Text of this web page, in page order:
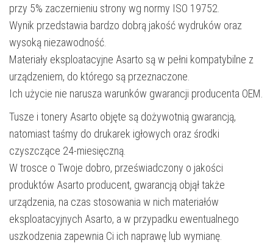
przy 5% zaczernieniu strony wg normy ISO 19752.
Wynik przedstawia bardzo dobrą jakość wydruków oraz
wysoką niezawodność.
Materiały eksploatacyjne Asarto są w pełni kompatybilne z
urządzeniem, do którego są przeznaczone.
Ich użycie nie narusza warunków gwarancji producenta OEM.
Tusze i tonery Asarto objęte są dożywotnią gwarancją,
natomiast taśmy do drukarek igłowych oraz środki
czyszczące 24-miesięczną.
W trosce o Twoje dobro, przeświadczony o jakości
produktów Asarto producent, gwarancją objął także
urządzenia, na czas stosowania w nich materiałów
eksploatacyjnych Asarto, a w przypadku ewentualnego
uszkodzenia zapewnia Ci ich naprawę lub wymianę.